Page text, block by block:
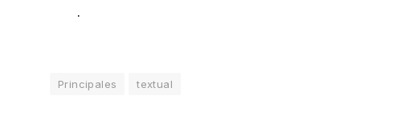
.
Principales textual